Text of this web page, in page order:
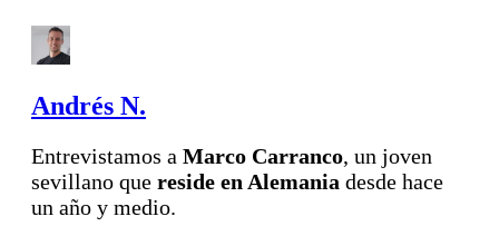
Andrés N.
Entrevistamos a Marco Carranco, un joven
sevillano que reside en Alemania desde hace
un año y medio.